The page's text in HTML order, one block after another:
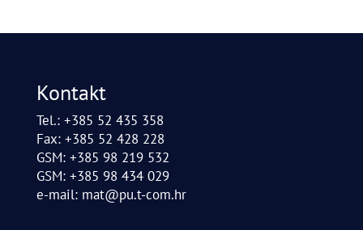
Kontakt
Tel.: +385 52 435 358
Fax: +385 52 428 228
GSM: +385 98 219 532
GSM: +385 98 434 029
e-mail: mat@pu.t-com.hr